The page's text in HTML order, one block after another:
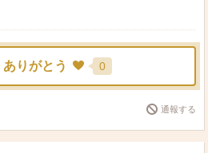
ありがとう 0
通報する